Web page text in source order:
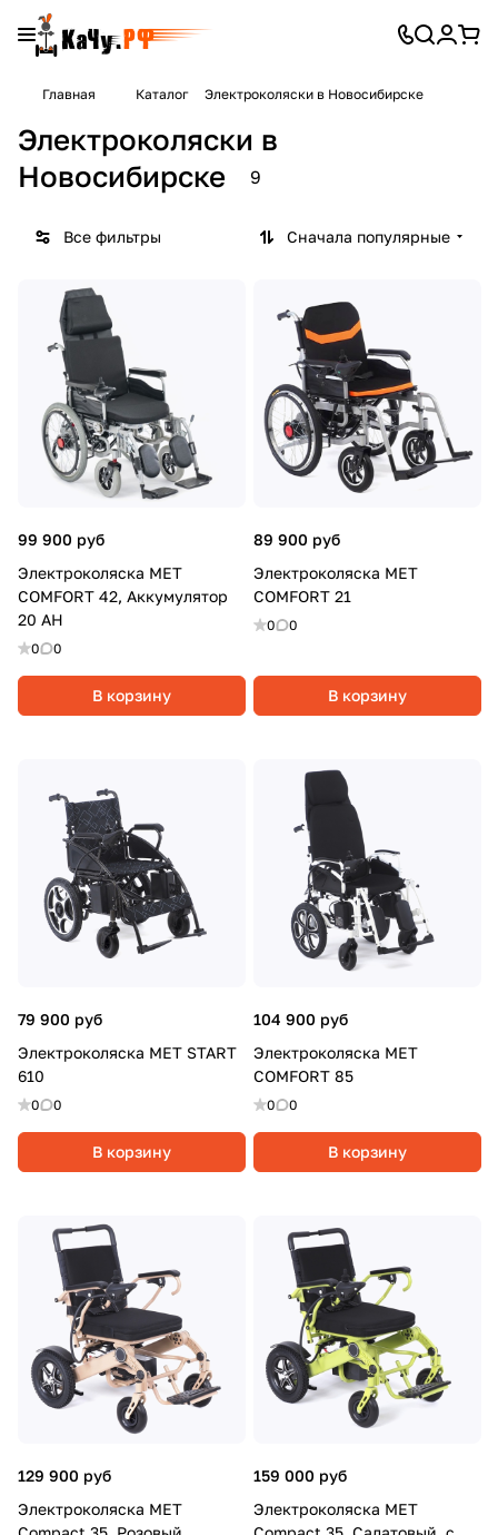
Главная Каталог Электроколяски в Новосибирске
Электроколяски в
Новосибирске
9
Все фильтры Сначала популярные
99 900 руб
Электроколяска MET
COMFORT 42, Аккумулятор
20 АН
0 0
В корзину
89 900 руб
Электроколяска MET
COMFORT 21
0 0
В корзину
79 900 руб
Электроколяска MET START
610
0 0
В корзину
104 900 руб
Электроколяска MET
COMFORT 85
0 0
В корзину
129 900 руб
Электроколяска MET
159 000 руб
Электроколяска MET